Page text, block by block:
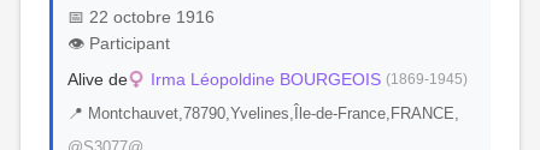
📅 22 octobre 1916
👁️ Participant
Alive de
Irma Léopoldine BOURGEOIS (1869-1945)
📍 Montchauvet,78790,Yvelines,Île-de-France,FRANCE,